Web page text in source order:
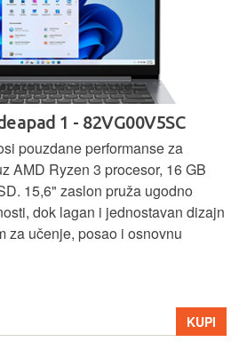
1 - 82VG00V5SC
pouzdane performanse za
AMD Ryzen 3 procesor, 16 GB
15,6" zaslon pruža ugodno
dok lagan i jednostavan dizajn
za učenje, posao i osnovnu
KUPI